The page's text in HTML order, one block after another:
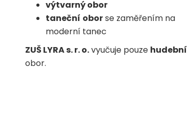
výtvarný obor
taneční oborse zaměřením na
moderní tanec
ZUŠ LYRA s. r. o.vyučuje pouze hudební
obor.